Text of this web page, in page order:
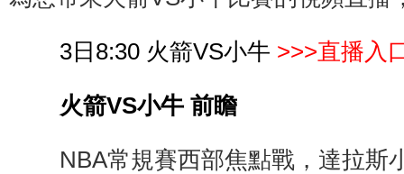
3日8:30 火箭VS小牛 >>>直播入
火箭VS小牛 前瞻
NBA常規賽西部焦點戰，達拉斯